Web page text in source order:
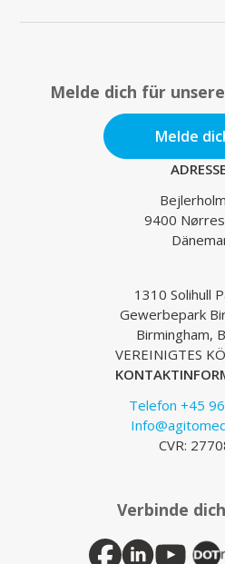
Melde dich für
Melde
9400
1310 Solihull
Gewerbepark
Birmingham,
VEREINIGTES
Telefon +45
CVR:
Verbinde